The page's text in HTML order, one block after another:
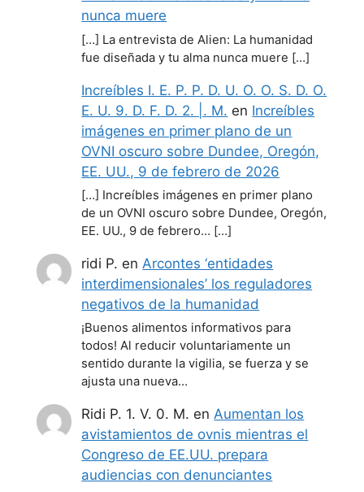
nunca muere
[…] La entrevista de Alien: La humanidad
fue diseñada y tu alma nunca muere […]
Increíbles I. E. P. P. D. U. O. O. S. D. O.
E. U. 9. D. F. D. 2. |. M. en Increíbles
imágenes en primer plano de un
OVNI oscuro sobre Dundee, Oregón,
EE. UU., 9 de febrero de 2026
[…] Increíbles imágenes en primer plano
de un OVNI oscuro sobre Dundee, Oregón,
EE. UU., 9 de febrero… […]
ridi P. enArcontes ‘entidades
interdimensionales’ los reguladores
negativos de la humanidad
¡Buenos alimentos informativos para
todos! Al reducir voluntariamente un
sentido durante la vigilia, se fuerza y se
ajusta una nueva…
Ridi P. 1. V. 0. M. enAumentan los
avistamientos de ovnis mientras el
Congreso de EE.UU. prepara
audiencias con denunciantes